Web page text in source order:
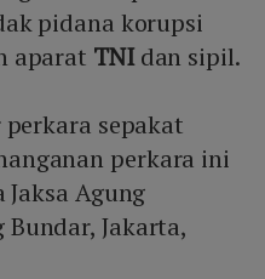
pidana korupsi
aparat TNIdan sipil.
perkara sepakat
perkara ini
Agung
Jakarta,